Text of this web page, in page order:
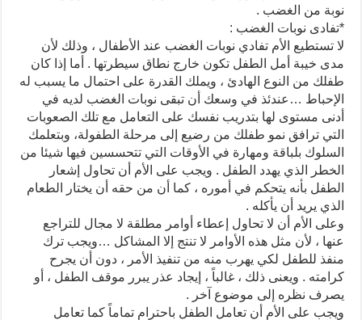
نوبة من الغضب .
*تفادى نوبات الغضب :
لا تستطيع الأم تفادي نوبات الغضب عند الأطفال ، وذلك لأن
مدى خيبة أمل الطفل تكون خارج نطاق سيطرتها . أما إذا كان
طفلك من النوع الهادئ ، ويملك القدرة على احتمال ما يسبب له
الإحباط …عندئذ في وسعك أن تبقى نوبات الغضب لديه في
أدنى مستوى لها بتدريب نفسك على التعامل مع تلك الصعوبات
التي ترافق نمو طفلك من رضيع إلى مرحلة الطفولة، وبتعلمك
السلوك بلباقة ومهارة في الأوقات التي تتحسسين فيها شيئا من
الخطر الذي يهدد الطفل . ويجب على الأم أن تحاول إشعار
الطفل بأنه يتحكم في أموره ، كما أن من حقه أن يختار الطعام
الذي يريد أن يأكله .
وعلى الأم أن لا تحاول إعطاء أوامر مطلقة لا مجال للتراجع
عنها ، لأن مثل هذه الأوامر لا تنتج إلا المشاكل …ويجب ترك
منفذ للطفل لكي يهرب منه من تنفيذ الأمر ، دون أن يجرح
كرامته . ويعنى ذلك ، غالباً ، إيجاد عذر يبرر موقف الطفل ، أو
يصرف نظره إلى موضوع آخر .
ويجب على الأم أن تعامل الطفل باحترام تماماً كما تعامل